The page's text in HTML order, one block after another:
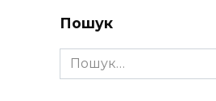
Пошук
Search
for: